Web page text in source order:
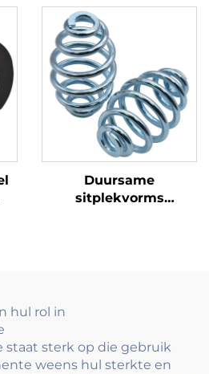
gegraveerde honde-ID-
naamplaatjies
Duursame
sitplekvorms
hul rol in
staat sterk op die gebruik
weens hul sterkte en